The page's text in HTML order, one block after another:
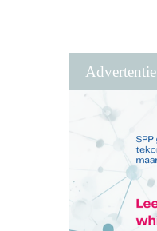
Advertentie